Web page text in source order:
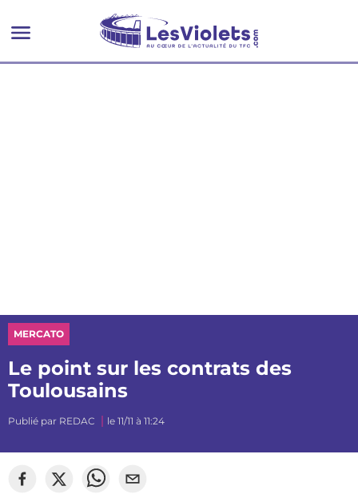
MERCATO
Le point sur les contrats des
Toulousains
Publié par REDAC le 11/11 à 11:24